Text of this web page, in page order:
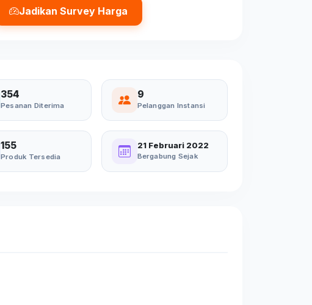
Jadikan Survey Harga
354
Pesanan Diterima
9
Pelanggan Instansi
155
Produk Tersedia
21 Februari 2022
Bergabung Sejak